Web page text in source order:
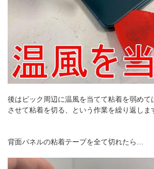
後はピック周辺に温風を当てて粘着を弱めて
させて粘着を切る、という作業を繰り返しま
背面パネルの粘着テープを全て切れたら…